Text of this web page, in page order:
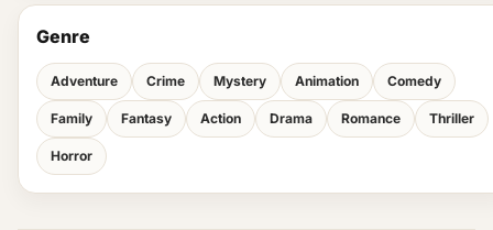
Genre
Adventure Crime Mystery Animation Comedy
Family Fantasy Action Drama Romance Thriller
Horror